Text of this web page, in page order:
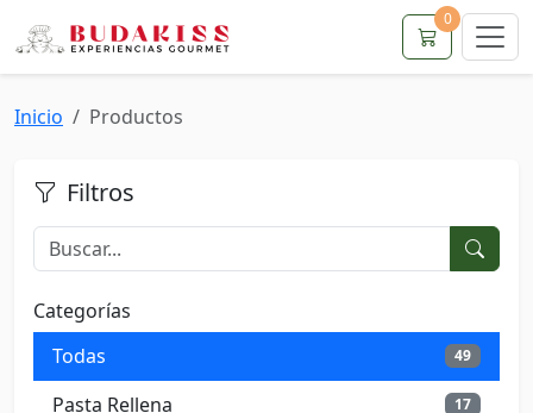
0
Inicio Productos
Filtros
Categorías
Todas
49
Pasta Rellena 17